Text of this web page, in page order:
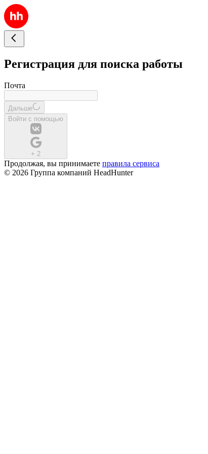
Регистрация для поиска работы
Почта
Дальше
Войти с помощью
+ 2
Продолжая, вы принимаете правила сервиса
© 2026 Группа компаний HeadHunter